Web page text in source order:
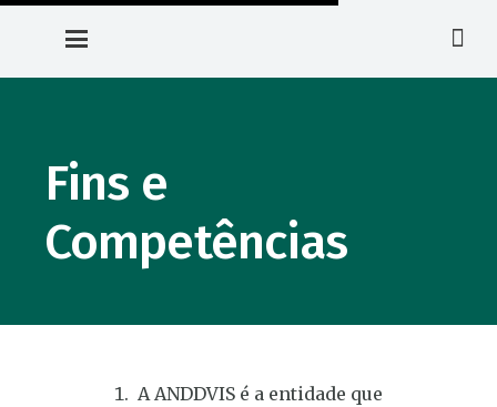
Fins e
Competências
A ANDDVIS é a entidade que